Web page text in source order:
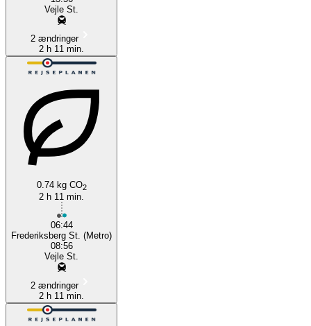
Vejle St.
2 ændringer
2 h 11 min.
0.74 kg CO2
2 h 11 min.
06:44
Frederiksberg St. (Metro)
08:56
Vejle St.
2 ændringer
2 h 11 min.